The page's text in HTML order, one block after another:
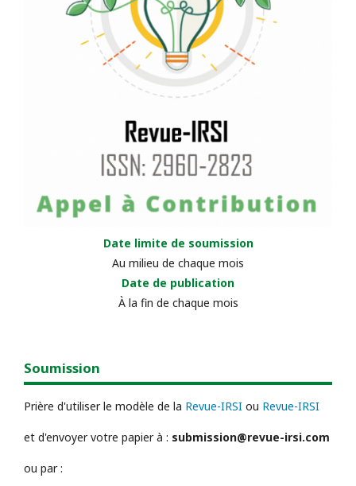
Date limite de soumission
Au milieu de chaque mois
Date de publication
À la fin de chaque mois
Soumission
Prière d'utiliser le modèle de la Revue-IRSI ou Revue-IRSI
et d'envoyer votre papier à : submission@revue-irsi.com
ou par :